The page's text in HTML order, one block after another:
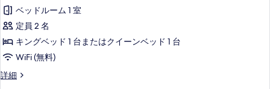
の
写
真
を
表
(Anantara)
詳
細
ニ
ア
ス
イ
ー
ト
ベッドルーム 1 室
定員 2 名
キングベッド 1 台またはクイーンベッド 1 台
WiFi (無料)
詳細
ジ